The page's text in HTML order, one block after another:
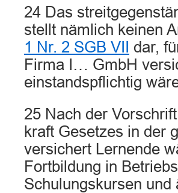
24 Das
stellt nämlich keinen
1 Nr. 2 SGB VII
dar,
Firma I… GmbH
einstandspflichtig
25 Nach der
kraft Gesetzes in der
versichert Lernende
Fortbildung in
Schulungskursen